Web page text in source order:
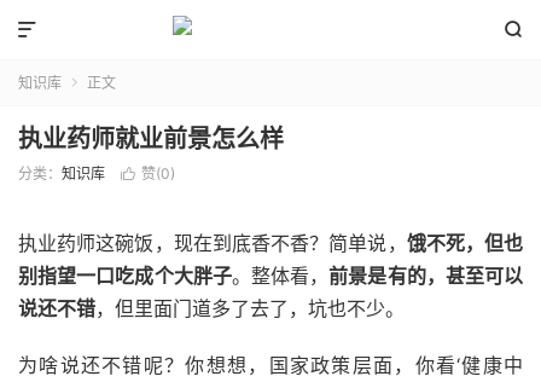


知识库  正文
执业药师就业前景怎么样
分类： 知识库  赞(0)
执业药师这碗饭，现在到底香不香？简单说， 饿不死，但也
别指望一口吃成个大胖子。整体看，前景是有的，甚至可以
说还不错，但里面门道多了去了，坑也不少。
为啥说还不错呢？你想想，国家政策层面，你看‘健康中